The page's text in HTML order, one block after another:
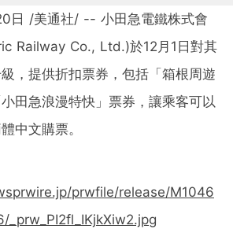
日 /美通社/ -- 小田急電鐵株式會
Railway Co., Ltd.)於12月1日對其
，提供折扣票券，包括「箱根周遊
小田急浪漫特快」 票券，讓乘客可以
中文購票。
prwfile/release/M1046
_prw_PI2fl_IKjkXiw2.jpg